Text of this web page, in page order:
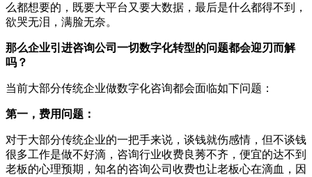
么都想要的，既要大平台又要大数据，最后是什么都得不到，
欲哭无泪，满脸无奈。
那么企业引进咨询公司一切数字化转型的问题都会迎刃而解
吗？
当前大部分传统企业做数字化咨询都会面临如下问题：
第一，费用问题：
对于大部分传统企业的一把手来说，谈钱就伤感情，但不谈钱
很多工作是做不好滴，咨询行业收费良莠不齐，便宜的达不到
老板的心理预期，知名的咨询公司收费也让老板心在滴血，因